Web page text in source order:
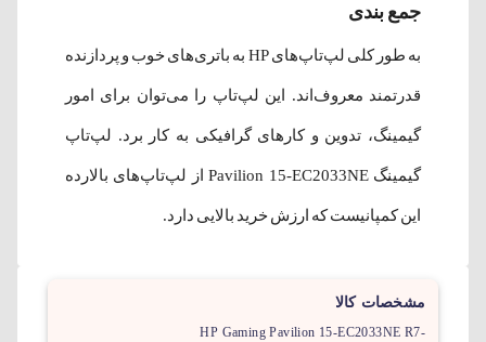
جمع بندی
به طور کلی لپ‌تاپ‌های HP به باتری‌های خوب و پردازنده
قدرتمند معروف‌اند. این لپ‌تاپ را می‌توان برای امور
گیمینگ، تدوین و کارهای گرافیکی به کار برد. لپ‌تاپ
گیمینگ Pavilion 15-EC2033NE از لپ‌تاپ‌های بالارده
این کمپانیست که ارزش خرید بالایی دارد.
مشخصات کالا
HP Gaming Pavilion 15-EC2033NE R7-